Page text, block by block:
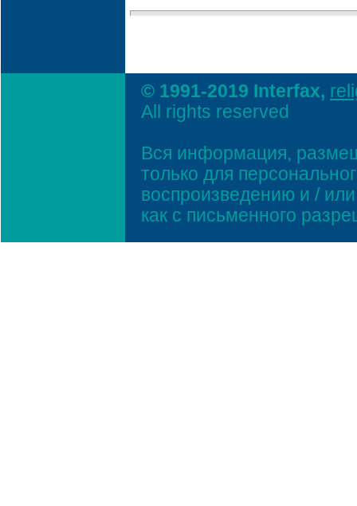
© 1991-2019 Interfax,
All rights reserved
Вся информация,
только для
воспроизведению и /
как с письменного